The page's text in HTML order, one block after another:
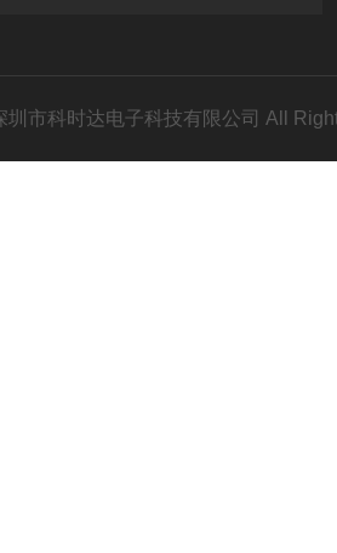
圳市科时达电子科技有限公司 All